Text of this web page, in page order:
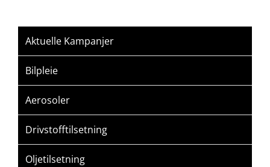
Aktuelle Kampanjer
Bilpleie
Aerosoler
Drivstofftilsetning
Oljetilsetning